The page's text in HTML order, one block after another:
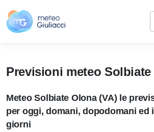
Previsioni meteo
Meteo Solbiate Olona (VA) le
per oggi, domani, dopodomani ed
giorni